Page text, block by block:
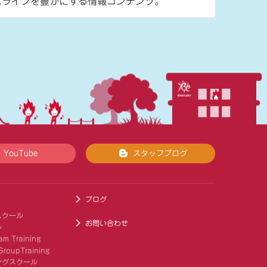
YouTube スタッフブログ
クール
Training
グスクール
ブログ
お問い合わせ